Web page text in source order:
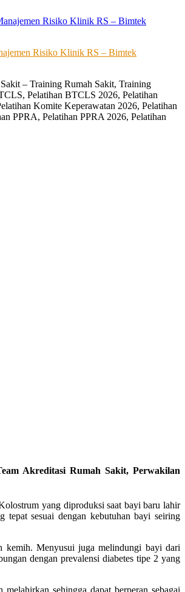
Risiko Klinik RS – Bimtek
– Training Rumah Sakit, Training
Pelatihan BTCLS 2026, Pelatihan
Komite Keperawatan 2026, Pelatihan
PPRA, Pelatihan PPRA 2026, Pelatihan
Akreditasi Rumah Sakit, Perwakilan
yang diproduksi saat bayi baru lahir
sesuai dengan kebutuhan bayi seiring
kemih. Menyusui juga melindungi bayi dari
dengan prevalensi diabetes tipe 2 yang